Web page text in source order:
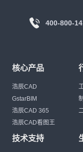
400-800-
核心产品
浩辰CAD
GstarBIM
浩辰CAD 365
浩辰CAD看图王
技术支持